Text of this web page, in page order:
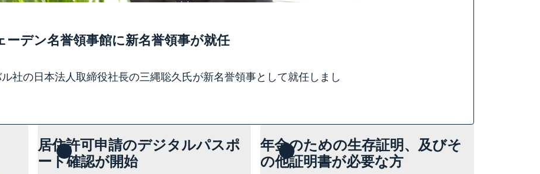
ーデン名誉領事館に新名誉領事が就任
社の日本法人取締役社長の三縄聡久氏が新名誉領事として就任しまし
居住許可申請のデジタルパスポ
ート確認が開始
年金のための生存証明、及びそ
の他証明書が必要な方